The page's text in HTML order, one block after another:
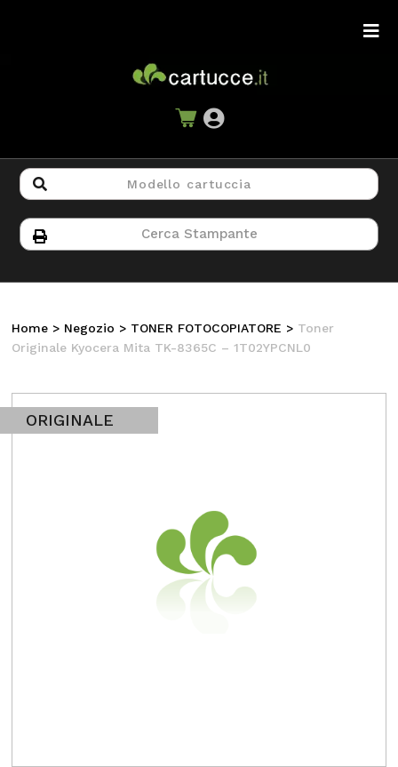
Home > Negozio > TONER FOTOCOPIATORE > Toner
Originale Kyocera Mita TK-8365C – 1T02YPCNL0
ORIGINALE